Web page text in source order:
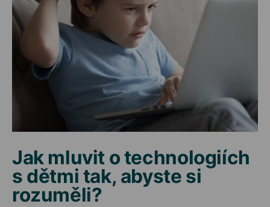
Jak mluvit o technologiích
s dětmi tak, abyste si
rozuměli?